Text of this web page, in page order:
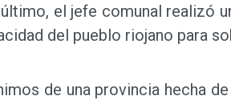
el jefe comunal realizó
del pueblo riojano para
de una provincia hecha